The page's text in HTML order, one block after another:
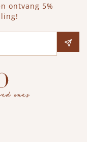
ontvang 5%
Instagram pagina